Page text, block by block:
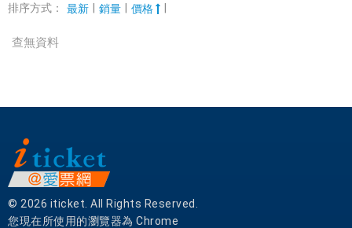
排序方式：
最新 銷量 價格
查無資料
© 2026 iticket. All Rights Reserved.
您現在所使用的瀏覽器為 Chrome